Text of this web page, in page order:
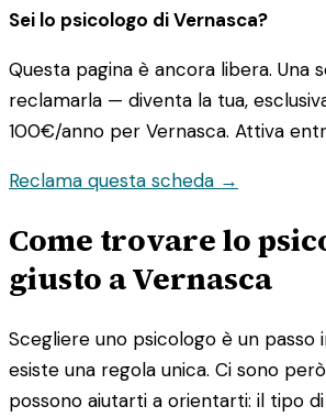
Sei lo psicologo di Vernasca?
Questa pagina è ancora libera. Una
reclamarla — diventa la tua,
100€/anno per Vernasca. Attiva
Reclama questa scheda →
Come trovare lo
giusto a Vernasca
Scegliere uno psicologo è un
esiste una regola unica. Ci sono
possono aiutarti a orientarti: il tipo